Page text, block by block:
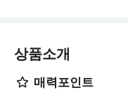
상품소개
매력포인트